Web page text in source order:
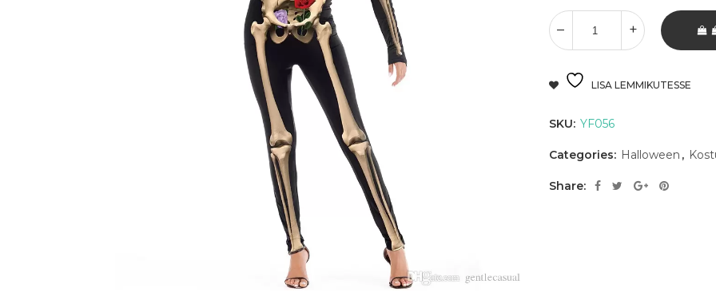
LISA LEMMIKUTESSE
SKU: YF056
Categories: Halloween ,
Share: